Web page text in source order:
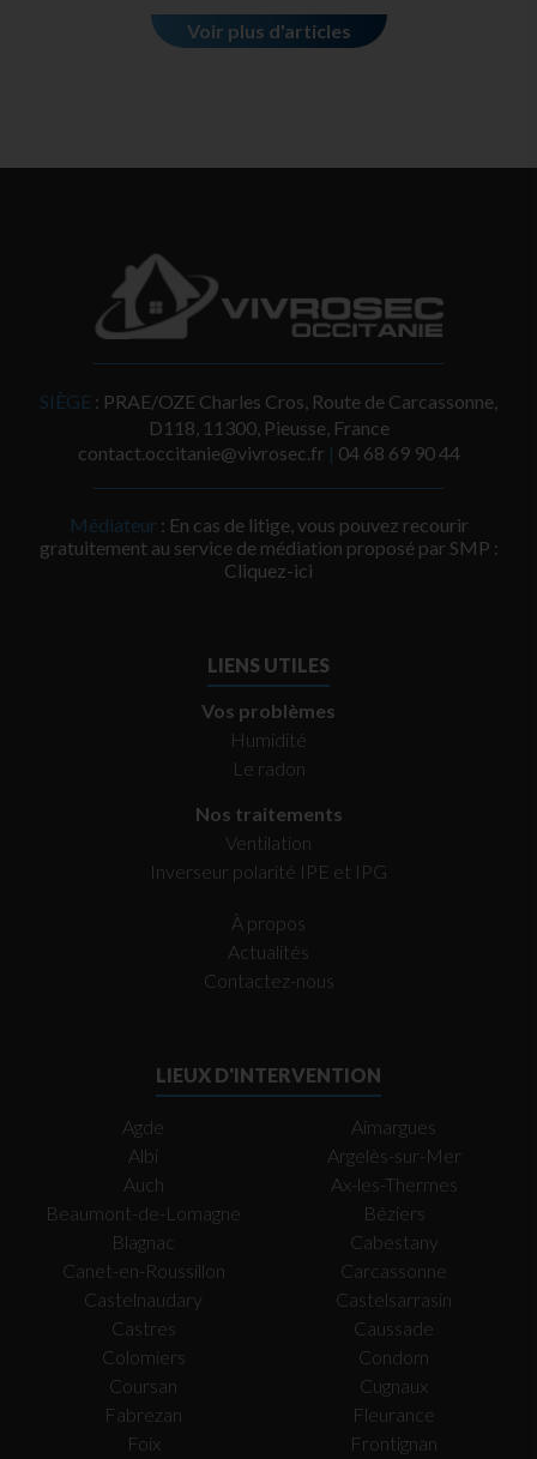
Voir plus d'articles
SIÈGE : PRAE/OZE Charles Cros, Route de Carcassonne,
D118, 11300, Pieusse, France
contact.occitanie@vivrosec.fr | ‭04 68 69 90 44‬
Médiateur : En cas de litige, vous pouvez recourir
gratuitement au service de médiation proposé par SMP :
Cliquez-ici
LIENS UTILES
Vos problèmes
Humidité
Le radon
Nos traitements
Ventilation
Inverseur polarité IPE et IPG
À propos
Actualités
Contactez-nous
LIEUX D'INTERVENTION
Agde
Aimargues
Albi
Argelès-sur-Mer
Auch
Ax-les-Thermes
Beaumont-de-Lomagne
Béziers
Blagnac
Cabestany
Canet-en-Roussillon
Carcassonne
Castelnaudary
Castelsarrasin
Castres
Caussade
Colomiers
Condom
Coursan
Cugnaux
Fabrezan
Fleurance
Foix
Frontignan